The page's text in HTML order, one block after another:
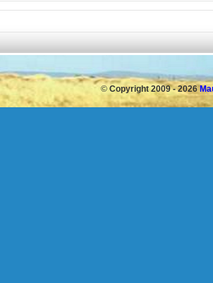
© Copyright 2009 - 2026